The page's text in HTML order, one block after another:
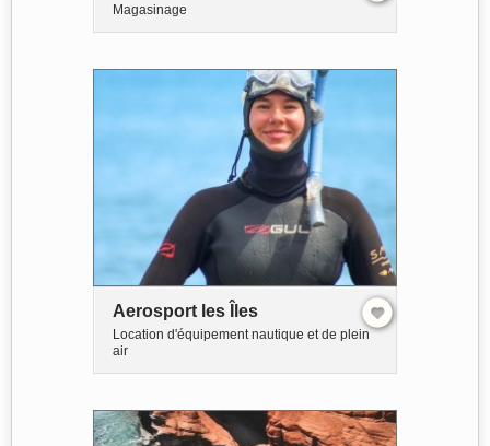
Magasinage
Aerosport les Îles
Location d'équipement nautique et de plein
air